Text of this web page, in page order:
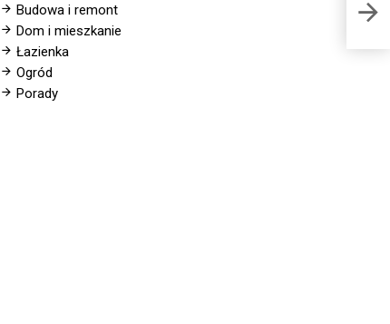
Budowa i remont
Dom i mieszkanie
Łazienka
Ogród
Porady